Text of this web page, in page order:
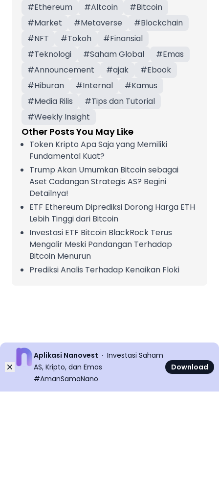
#Ethereum #Altcoin #Bitcoin
#Market #Metaverse #Blockchain
#NFT #Tokoh #Finansial
#Teknologi #Saham Global #Emas
#Announcement #ajak #Ebook
#Hiburan #Internal #Kamus
#Media Rilis #Tips dan Tutorial
#Weekly Insight
Other Posts You May Like
Token Kripto Apa Saja yang Memiliki
Fundamental Kuat?
Trump Akan Umumkan Bitcoin sebagai
Aset Cadangan Strategis AS? Begini
Detailnya!
ETF Ethereum Diprediksi Dorong Harga ETH
Lebih Tinggi dari Bitcoin
Investasi ETF Bitcoin BlackRock Terus
Mengalir Meski Pandangan Terhadap
Bitcoin Menurun
Prediksi Analis Terhadap Kenaikan Floki
Dismiss
Aplikasi Nanovest
Investasi Saham
AS, Kripto, dan Emas
#AmanSamaNano
Download